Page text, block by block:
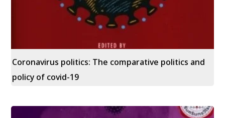
Coronavirus politics: The comparative politics and
policy of covid-19